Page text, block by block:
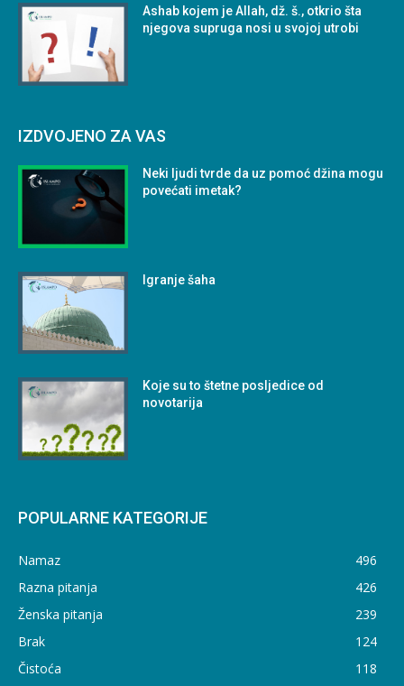
Ashab kojem je Allah, dž. š., otkrio šta
njegova supruga nosi u svojoj utrobi
IZDVOJENO ZA VAS
Neki ljudi tvrde da uz pomoć džina mogu
povećati imetak?
Igranje šaha
Koje su to štetne posljedice od
novotarija
POPULARNE KATEGORIJE
Namaz
496
Razna pitanja
426
Ženska pitanja
239
Brak
124
Čistoća
118